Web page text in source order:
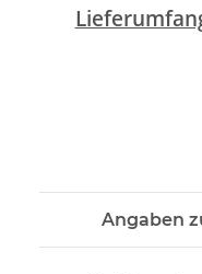
Angaben